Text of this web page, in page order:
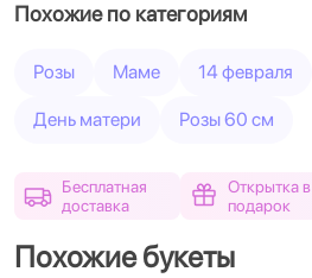
Похожие по категориям
Розы Маме 14 февраля
День матери Розы 60 см
Бесплатная
доставка
Открытка в
подарок
Похожие букеты